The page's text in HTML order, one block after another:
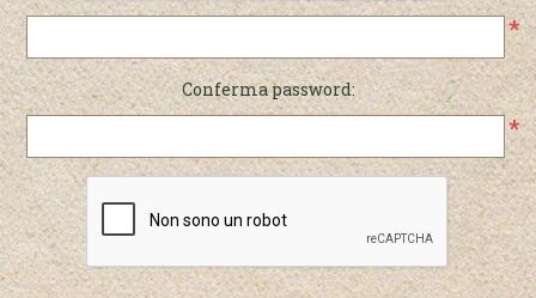
*
Conferma password:
*